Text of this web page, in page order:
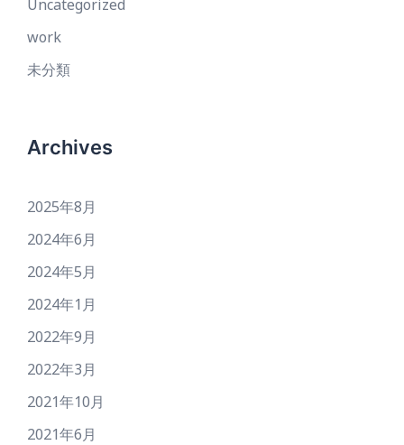
Uncategorized
work
未分類
Archives
2025年8月
2024年6月
2024年5月
2024年1月
2022年9月
2022年3月
2021年10月
2021年6月